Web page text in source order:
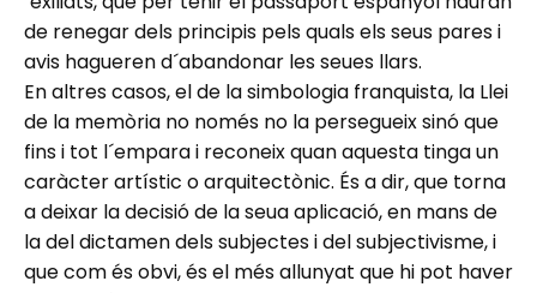
de renegar dels principis pels quals els seus pares i
avis hagueren d´abandonar les seues llars.
En altres casos, el de la simbologia franquista, la Llei
de la memòria no només no la persegueix sinó que
fins i tot l´empara i reconeix quan aquesta tinga un
caràcter artístic o arquitectònic. És a dir, que torna
a deixar la decisió de la seua aplicació, en mans de
la del dictamen dels subjectes i del subjectivisme, i
que com és obvi, és el més allunyat que hi pot haver